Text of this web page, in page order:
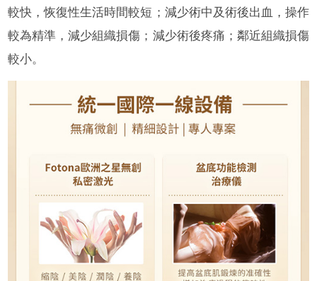
較快，恢復性生活時間較短；減少術中及術後出血，操作
較為精準，減少組織損傷；減少術後疼痛；鄰近組織損傷
較小。